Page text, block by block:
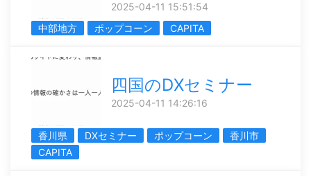
2025-04-11 15:51:54
中部地方
ポップコーン CAPITA
四国のDXセミナー
2025-04-11 14:26:16
香川県 DXセミナー ポップコーン
香川市
CAPITA